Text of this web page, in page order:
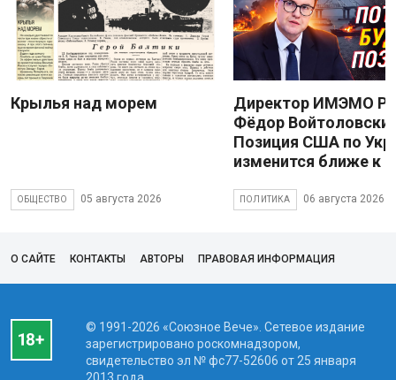
Крылья над морем
ОБЩЕСТВО 05 августа 2026
Директор ИМЭМО
Фёдор
Позиция США по
изменится ближе к
ПОЛИТИКА 06 августа 2026
О САЙТЕ КОНТАКТЫ АВТОРЫ ПРАВОВАЯ ИНФОРМАЦИЯ
© 1991-2026 «Союзное Вече». Сетевое издание
зарегистрировано роскомнадзором,
свидетельство эл № фc77-52606 от 25 января
2013 года.